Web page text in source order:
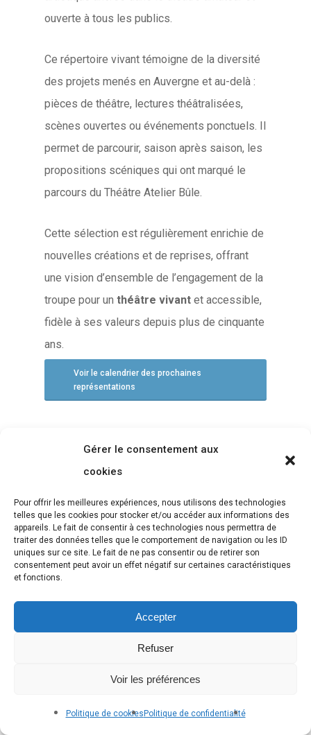
Gérer le consentement aux
cookies
Pour offrir les meilleures expériences, nous utilisons des technologies
telles que les cookies pour stocker et/ou accéder aux informations des
appareils. Le fait de consentir à ces technologies nous permettra de
traiter des données telles que le comportement de navigation ou les ID
uniques sur ce site. Le fait de ne pas consentir ou de retirer son
consentement peut avoir un effet négatif sur certaines caractéristiques
et fonctions.
Accepter
Refuser
Voir les préférences
Politique de cookies Politique de confidentialité
ouverte à tous les publics.
Ce répertoire vivant témoigne de la diversité
des projets menés en Auvergne et au-delà :
pièces de théâtre, lectures théâtralisées,
scènes ouvertes ou événements ponctuels. Il
permet de parcourir, saison après saison, les
propositions scéniques qui ont marqué le
parcours du Théâtre Atelier Bûle.
Cette sélection est régulièrement enrichie de
nouvelles créations et de reprises, offrant
une vision d’ensemble de l’engagement de la
troupe pour unthéâtre vivant et accessible,
fidèle à ses valeurs depuis plus de cinquante
ans.
Voir le calendrier des prochaines
représentations
Voir les vidéos du Théâtre Bûle